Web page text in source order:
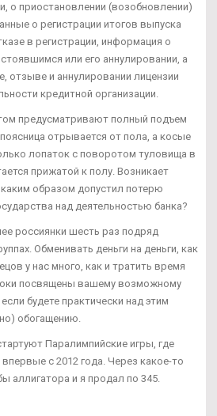
о приостановлении (возобновлении)
о регистрации итогов выпуска
в регистрации, информация о
или его аннулировании, а
отзыве и аннулировании лицензии
кредитной организации.
предусматривают полный подъем
отрывается от пола, а косые
лопаток с поворотом туловища в
прижатой к полу. Возникает
образом допустил потерю
над деятельностью банка?
россиянки шесть раз подряд
Обменивать деньги на деньги, как
у нас много, как и тратить время
посвящены вашему возможному
будете практически над этим
обогащению.
Паралимпийские игры, где
с 2012 года. Через какое-то
аллигатора и я продал по 345.